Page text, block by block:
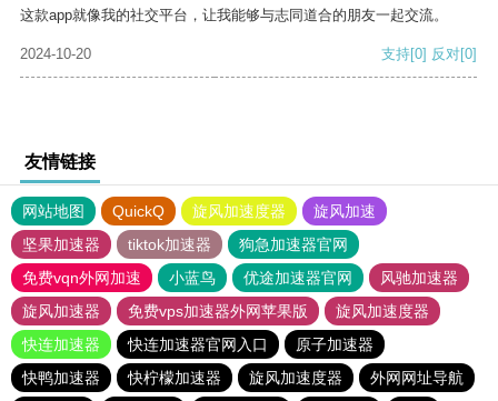
这款app就像我的社交平台，让我能够与志同道合的朋友一起交流。
2024-10-20 支持[0] 反对[0]
友情链接
网站地图 QuickQ 旋风加速度器
旋风加速
坚果加速器
tiktok加速器
狗急加速器官网
免费vqn外网加速
小蓝鸟 优途加速器官网
风驰加速器
旋风加速器
免费vps加速器外网苹果版
旋风加速度器
快连加速器
快连加速器官网入口
原子加速器
快鸭加速器
快柠檬加速器 旋风加速度器
外网网址导航